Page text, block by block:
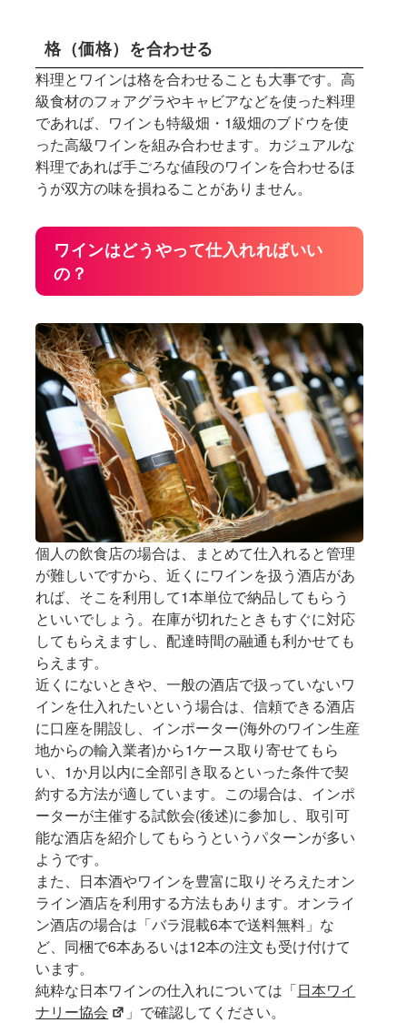
格（価格）を合わせる
料理とワインは格を合わせることも大事です。高
級食材のフォアグラやキャビアなどを使った料理
であれば、ワインも特級畑・1級畑のブドウを使
った高級ワインを組み合わせます。カジュアルな
料理であれば手ごろな値段のワインを合わせるほ
うが双方の味を損ねることがありません。
ワインはどうやって仕入れればいい
の？
個人の飲食店の場合は、まとめて仕入れると管理
が難しいですから、近くにワインを扱う酒店があ
れば、そこを利用して1本単位で納品してもらう
といいでしょう。在庫が切れたときもすぐに対応
してもらえますし、配達時間の融通も利かせても
らえます。
近くにないときや、一般の酒店で扱っていないワ
インを仕入れたいという場合は、信頼できる酒店
に口座を開設し、インポーター(海外のワイン生産
地からの輸入業者)から1ケース取り寄せてもら
い、1か月以内に全部引き取るといった条件で契
約する方法が適しています。この場合は、インポ
ーターが主催する試飲会(後述)に参加し、取引可
能な酒店を紹介してもらうというパターンが多い
ようです。
また、日本酒やワインを豊富に取りそろえたオン
ライン酒店を利用する方法もあります。オンライ
ン酒店の場合は「バラ混載6本で送料無料」な
ど、同梱で6本あるいは12本の注文も受け付けて
います。
純粋な日本ワインの仕入れについては「日本ワイ
ナリー協会
」で確認してください。